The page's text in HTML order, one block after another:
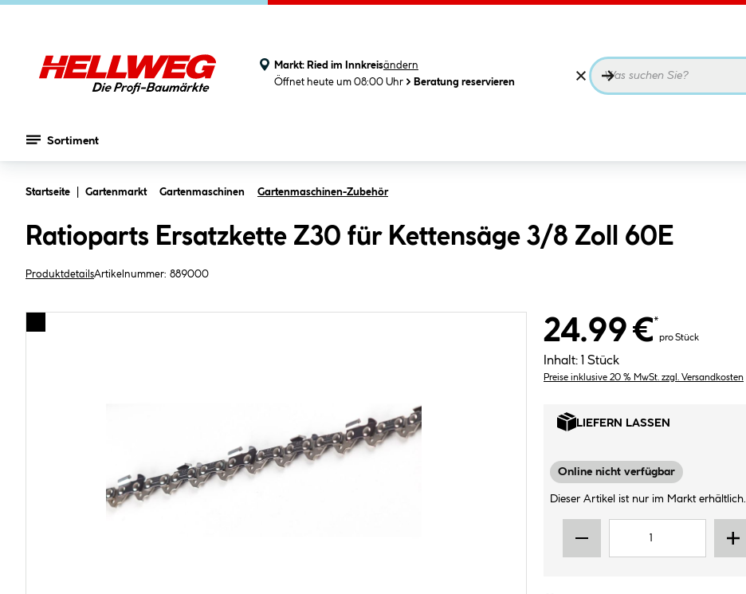
Markt: Ried im Innkreisändern
Öffnet heute um 08:00 Uhr
Beratung reservieren
Sortiment
Startseite Gartenmarkt Gartenmaschinen Gartenmaschinen-Zubehör
Ratioparts Ersatzkette Z30 für Kettensäge 3/8 Zoll 60E
ProduktdetailsArtikelnummer: 889000
24.99 €*
pro Stück
Inhalt: 1 Stück
Preise inklusive 20 % MwSt. zzgl. Versandkosten
LIEFERN LASSEN
Online nicht verfügbar
Dieser Artikel ist nur im Markt erhältlich.